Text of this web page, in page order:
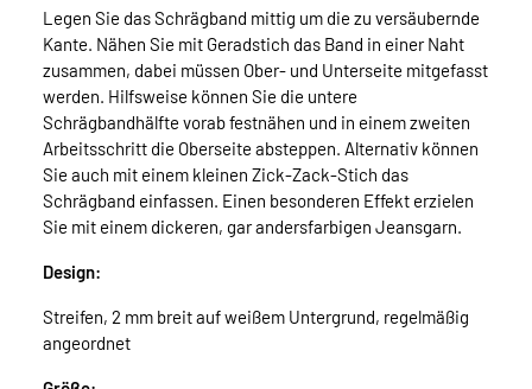
Legen Sie das Schrägband mittig um die zu versäubernde
Kante. Nähen Sie mit Geradstich das Band in einer Naht
zusammen, dabei müssen Ober- und Unterseite mitgefasst
werden. Hilfsweise können Sie die untere
Schrägbandhälfte vorab festnähen und in einem zweiten
Arbeitsschritt die Oberseite absteppen. Alternativ können
Sie auch mit einem kleinen Zick-Zack-Stich das
Schrägband einfassen. Einen besonderen Effekt erzielen
Sie mit einem dickeren, gar andersfarbigen Jeansgarn.
Design:
Streifen, 2 mm breit auf weißem Untergrund, regelmäßig
angeordnet